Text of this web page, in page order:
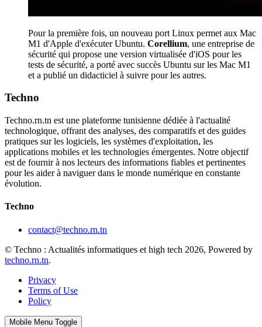
Pour la première fois, un nouveau port Linux permet aux Mac
M1 d'Apple d'exécuter Ubuntu. Corellium, une entreprise de
sécurité qui propose une version virtualisée d'iOS pour les
tests de sécurité, a porté avec succès Ubuntu sur les Mac M1
et a publié un didacticiel à suivre pour les autres.
Techno
Techno.rn.tn est une plateforme tunisienne dédiée à l'actualité
technologique, offrant des analyses, des comparatifs et des guides
pratiques sur les logiciels, les systèmes d'exploitation, les
applications mobiles et les technologies émergentes. Notre objectif
est de fournir à nos lecteurs des informations fiables et pertinentes
pour les aider à naviguer dans le monde numérique en constante
évolution.
Techno
contact@techno.rn.tn
© Techno : Actualités informatiques et high tech 2026, Powered by
techno.rn.tn.
Privacy
Terms of Use
Policy
Mobile Menu Toggle